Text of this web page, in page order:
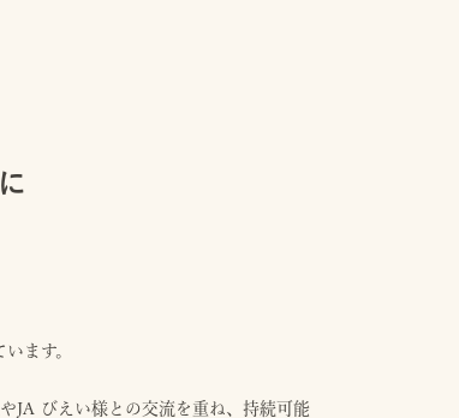
ます。
JA びえい様との交流を重ね、持続可能